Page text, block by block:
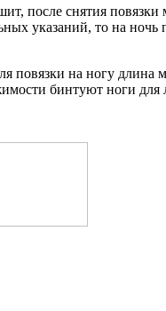
после снятия
указаний, то на
на ногу
бинтуют ноги для